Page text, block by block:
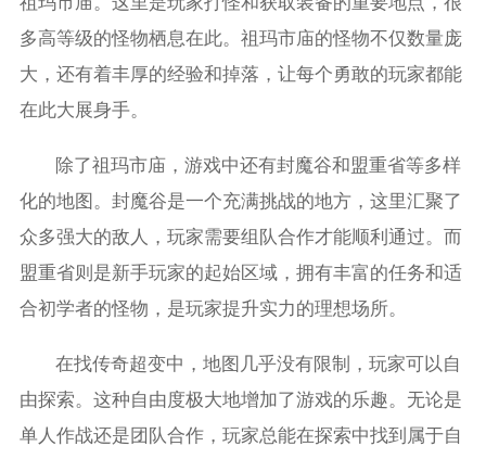
多高等级的怪物栖息在此。祖玛市庙的怪物不仅数量庞
大，还有着丰厚的经验和掉落，让每个勇敢的玩家都能
在此大展身手。
除了祖玛市庙，游戏中还有封魔谷和盟重省等多样
化的地图。封魔谷是一个充满挑战的地方，这里汇聚了
众多强大的敌人，玩家需要组队合作才能顺利通过。而
盟重省则是新手玩家的起始区域，拥有丰富的任务和适
合初学者的怪物，是玩家提升实力的理想场所。
在找传奇超变中，地图几乎没有限制，玩家可以自
由探索。这种自由度极大地增加了游戏的乐趣。无论是
单人作战还是团队合作，玩家总能在探索中找到属于自